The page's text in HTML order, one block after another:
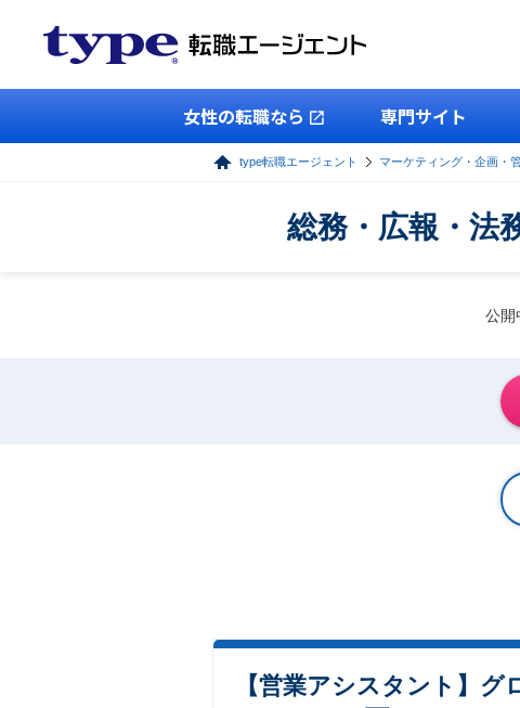
女性の転職なら 専門サイト
type転職エージェント マーケティング・企画・
総務・広報・法
公開
【営業アシスタント】